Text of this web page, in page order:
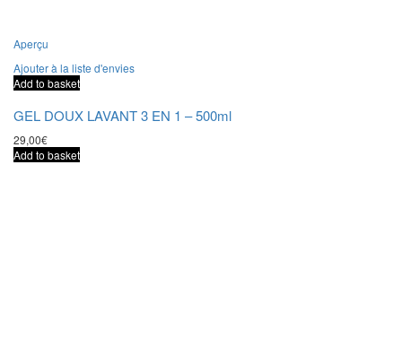
Aperçu
Ajouter à la liste d'envies
Add to basket
GEL DOUX LAVANT 3 EN 1 – 500ml
29,00€
Add to basket